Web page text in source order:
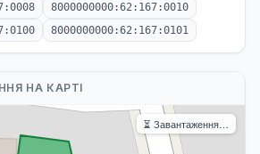
8000000000:62:167:0010
8000000000:62:167:0101
НА КАРТІ
⏳ Завантаження…